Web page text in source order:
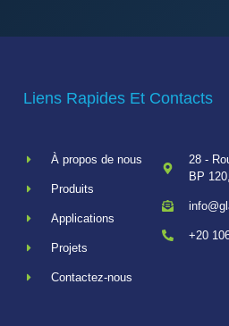
Liens Rapides Et Contacts
À propos de nous
Produits
Applications
Projets
Contactez-nous
28 -
BP
+20